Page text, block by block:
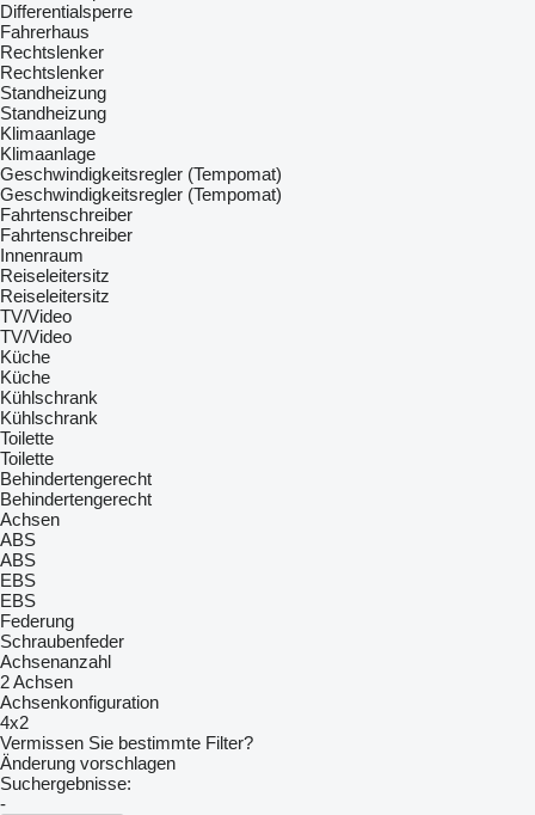
Differentialsperre
Fahrerhaus
Rechtslenker
Rechtslenker
Standheizung
Standheizung
Klimaanlage
Klimaanlage
Geschwindigkeitsregler (Tempomat)
Geschwindigkeitsregler (Tempomat)
Fahrtenschreiber
Fahrtenschreiber
Innenraum
Reiseleitersitz
Reiseleitersitz
TV/Video
TV/Video
Küche
Küche
Kühlschrank
Kühlschrank
Toilette
Toilette
Behindertengerecht
Behindertengerecht
Achsen
ABS
ABS
EBS
EBS
Federung
Schraubenfeder
Achsenanzahl
2 Achsen
Achsenkonfiguration
4x2
Vermissen Sie bestimmte Filter?
Änderung vorschlagen
Suchergebnisse:
-